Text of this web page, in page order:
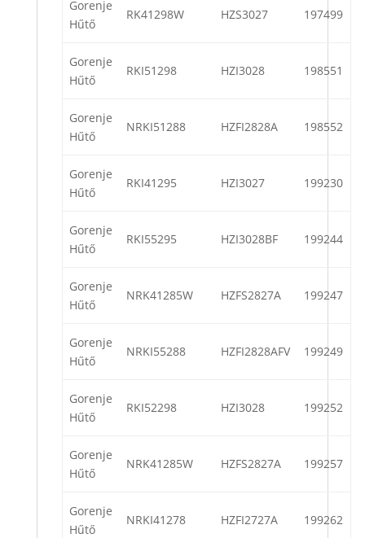
Gorenje
Hűtő
RK41298W HZS3027 197499
Gorenje
Hűtő
RKI51298 HZI3028 198551
Gorenje
Hűtő
NRKI51288 HZFI2828A 198552
Gorenje
Hűtő
RKI41295 HZI3027 199230
Gorenje
Hűtő
RKI55295 HZI3028BF 199244
Gorenje
Hűtő
NRK41285W HZFS2827A 199247
Gorenje
Hűtő
NRKI55288 HZFI2828AFV 199249
Gorenje
Hűtő
RKI52298 HZI3028 199252
Gorenje
Hűtő
NRK41285W HZFS2827A 199257
Gorenje
Hűtő
NRKI41278 HZFI2727A 199262